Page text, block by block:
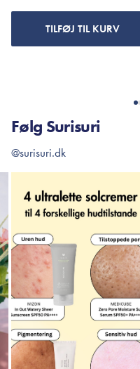
TILFØJ TIL KURV
Følg Surisuri
@surisuri.dk